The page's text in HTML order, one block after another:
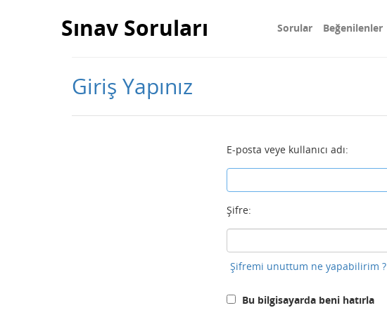
Sınav Soruları Sorular Beğenilenler
Giriş Yapınız
E-posta veye kullanıcı adı:
Şifre:
Şifremi unuttum ne yapabilirim ?
Bu bilgisayarda beni hatırla